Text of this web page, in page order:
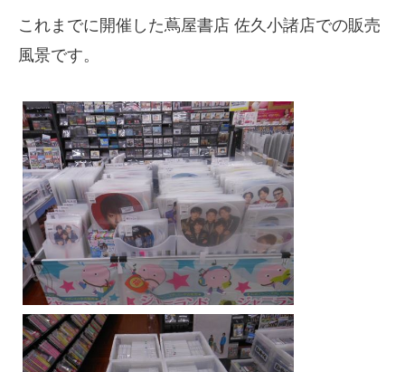
これまでに開催した蔦屋書店 佐久小諸店での販売
風景です。